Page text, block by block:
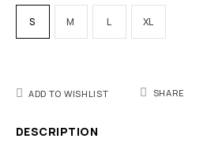
S M L XL
ADD TO WISHLIST SHARE
DESCRIPTION